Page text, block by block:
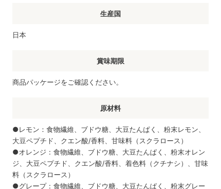
生産国
日本
賞味期限
商品パッケージをご確認ください。
原材料
●レモン：食物繊維、ブドウ糖、大豆たんぱく、粉末レモン、
大豆ペプチド、クエン酸/香料、甘味料（スクラロース）
●オレンジ：食物繊維、ブドウ糖、大豆たんぱく、粉末オレン
ジ、大豆ペプチド、クエン酸/香料、着色料（クチナシ）、甘味
料（スクラロース）
●グレープ：食物繊維、ブドウ糖、大豆たんぱく、粉末グレー